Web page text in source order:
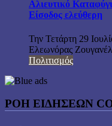
Αλιευτικό
Είσοδος ελεύθερη
Την Τετάρτη 29
Ελεωνόρας
Πολιτισμός
ΡΟΗ ΕΙΔΗΣΕΩΝ